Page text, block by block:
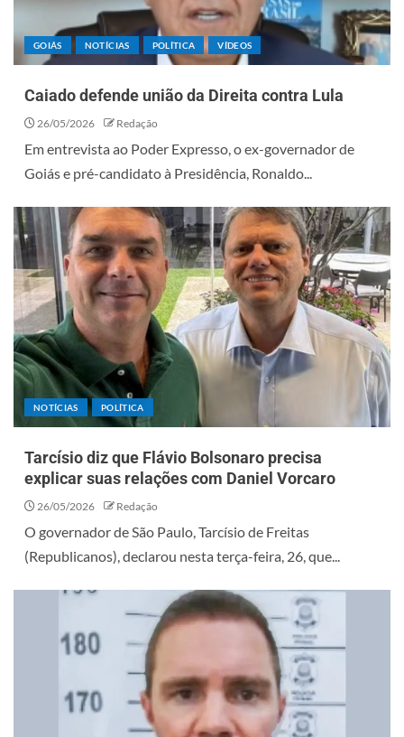
GOIÁS NOTÍCIAS POLÍTICA VÍDEOS
Caiado defende união da Direita contra Lula
26/05/2026 Redação
Em entrevista ao Poder Expresso, o ex-governador de
Goiás e pré-candidato à Presidência, Ronaldo...
NOTÍCIAS POLÍTICA
Tarcísio diz que Flávio Bolsonaro precisa
explicar suas relações com Daniel Vorcaro
26/05/2026 Redação
O governador de São Paulo, Tarcísio de Freitas
(Republicanos), declarou nesta terça-feira, 26, que...